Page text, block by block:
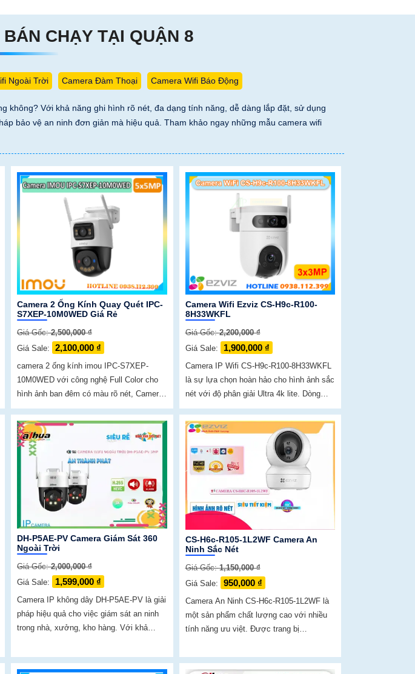
CHẠY TẠI QUẬN 8
Ngoài Trời Camera Đàm Thoại Camera Wifi Báo Động
không? Với khả năng ghi hình rõ nét, đa dạng tính năng, dễ dàng lắp đặt, sử dụng
bảo vệ an ninh đơn giản mà hiệu quả. Tham khảo ngay những mẫu camera wifi
Camera 2 Ống Kính Quay Quét IPC-
S7XEP-10M0WED Giá Rẻ
Giá Gốc:2,500,000 ₫
Giá Sale:
2,100,000 ₫
camera 2 ống kính imou IPC-S7XEP-
10M0WED với công nghệ Full Color cho
hình ảnh ban đêm có màu rõ nét, Camera
này độ phân giải 5.0MP thiết kế IP Wifi
trang bị giám sát ban đêm...
Camera Wifi Ezviz CS-H9c-R100-
8H33WKFL
Giá Gốc:2,200,000 ₫
Giá Sale:
1,900,000 ₫
Camera IP Wifi CS-H9c-R100-8H33WKFL
là sự lựa chọn hoàn hảo cho hình ảnh sắc
nét với độ phân giải Ultra 4k lite. Dòng
camera này cho phép xem được ban đêm
với chất lượng màu sắc như ban ngày,
đến 30m
DH-P5AE-PV Camera Giám Sát 360
Ngoài Trời
Giá Gốc:2,000,000 ₫
Giá Sale:
1,599,000 ₫
Camera IP không dây DH-P5AE-PV là giải
pháp hiệu quả cho việc giám sát an ninh
trong nhà, xưởng, kho hàng. Với khả
giúp cho hình ảnh rõ nét ngay cả trong
điều kiện ánh sáng yếu
CS-H6c-R105-1L2WF Camera An
Ninh Sắc Nét
Giá Gốc:1,150,000 ₫
Giá Sale:
950,000 ₫
Camera An Ninh CS-H6c-R105-1L2WF là
một sản phẩm chất lượng cao với nhiều
tính năng ưu việt. Được trang bị
mang lại hình ảnh sáng đẹp hơn so với
các sản phẩm cùng loại